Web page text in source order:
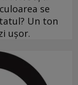
se
Un ton
ușor.